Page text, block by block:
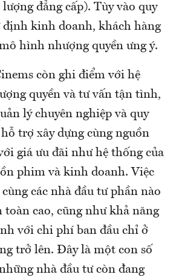
đẳng cấp). Tùy vào quy
định kinh doanh, khách hàng
hình nhượng quyền ưng ý.
còn ghi điểm với hệ
quyền và tư vấn tận tình,
lý chuyên nghiệp và quy
trợ xây dựng cùng nguồn
giá ưu đãi như hệ thống của
phim và kinh doanh. Việc
các nhà đầu tư phần nào
toàn cao, cũng như khả năng
với chi phí ban đầu chỉ ở
trở lên. Đây là một con số
nhà đầu tư còn đang